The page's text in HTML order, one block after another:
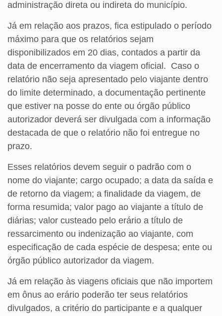
administração direta ou indireta do município.
Já em relação aos prazos, fica estipulado o período
máximo para que os relatórios sejam
disponibilizados em 20 dias, contados a partir da
data de encerramento da viagem oficial. Caso o
relatório não seja apresentado pelo viajante dentro
do limite determinado, a documentação pertinente
que estiver na posse do ente ou órgão público
autorizador deverá ser divulgada com a informação
destacada de que o relatório não foi entregue no
prazo.
Esses relatórios devem seguir o padrão com o
nome do viajante; cargo ocupado; a data da saída e
de retorno da viagem; a finalidade da viagem, de
forma resumida; valor pago ao viajante a título de
diárias; valor custeado pelo erário a título de
ressarcimento ou indenização ao viajante, com
especificação de cada espécie de despesa; ente ou
órgão público autorizador da viagem.
Já em relação às viagens oficiais que não importem
em ônus ao erário poderão ter seus relatórios
divulgados, a critério do participante e a qualquer